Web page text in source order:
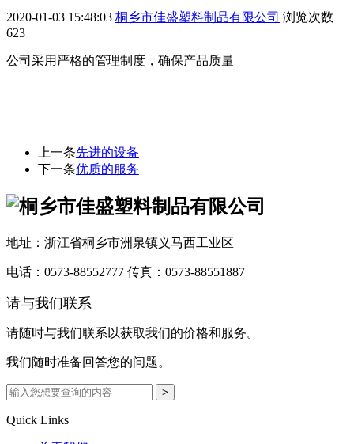
2020-01-03 15:48:03 桐乡市佳盛塑料制品有限公司 浏览次数
623
公司采用严格的管理制度，确保产品质量
上一条先进的设备
下一条优质的服务
地址：浙江省桐乡市洲泉镇义马西工业区
电话：0573-88552777 传真：0573-88551887
请与我们联系
请随时与我们联系以获取我们的价格和服务。
我们随时准备回答您的问题。
Quick Links